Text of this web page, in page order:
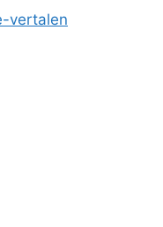
vertalen